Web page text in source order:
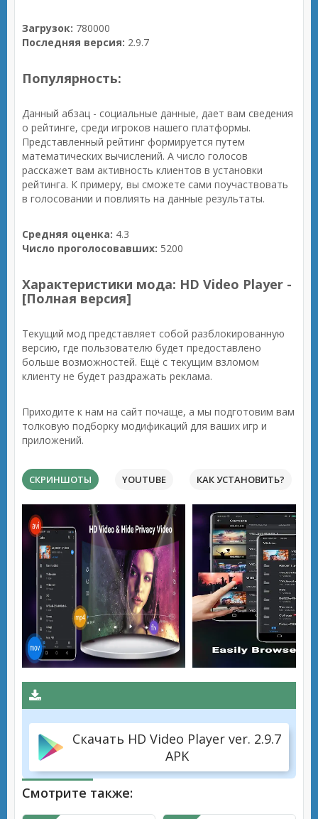
Загрузок: 780000
Последняя версия: 2.9.7
Популярность:
Данный абзац - социальные данные, дает вам сведения
о рейтинге, среди игроков нашего платформы.
Представленный рейтинг формируется путем
математических вычислений. А число голосов
расскажет вам активность клиентов в установки
рейтинга. К примеру, вы сможете сами поучаствовать
в голосовании и повлиять на данные результаты.
Средняя оценка: 4.3
Число проголосовавших: 5200
Характеристики мода: HD Video Player -
[Полная версия]
Текущий мод представляет собой разблокированную
версию, где пользователю будет предоставлено
больше возможностей. Ещё с текущим взломом
клиенту не будет раздражать реклама.
Приходите к нам на сайт почаще, а мы подготовим вам
толковую подборку модификаций для ваших игр и
приложений.
СКРИНШОТЫ YOUTUBE КАК УСТАНОВИТЬ?
Скачать HD Video Player ver. 2.9.7
APK
Смотрите также: